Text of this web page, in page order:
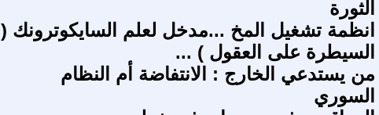
الثورة
انظمة تشغيل المخ ...مدخل لعلم السايكوترونك (
السيطرة على العقول ) ...
من يستدعي الخارج : الانتفاضة أم النظام
السوري